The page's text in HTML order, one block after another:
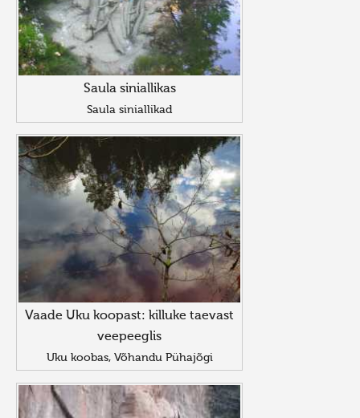
Saula siniallikas
Saula siniallikad
Vaade Uku koopast: killuke taevast
veepeeglis
Uku koobas, Võhandu Pühajõgi